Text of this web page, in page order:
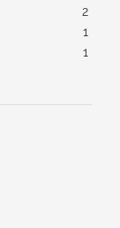
2
1
1